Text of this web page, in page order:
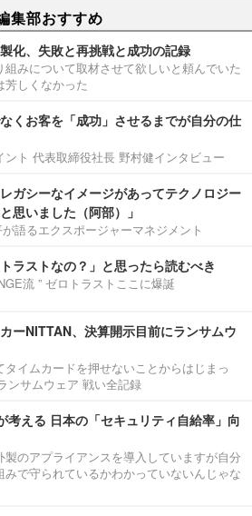
集部おすすめ
化、失敗と再挑戦と成功の記録
組みについて取材させて欲しいと頼んでいた
しくなかった
なくお客を「成功」させるまでが自分の仕
ント 代表取締役社長 野村健インタビュー
レガシーなイメージがあってテクノロジー
思いました（阿部）」
語るエクスポージャーマネジメント
ラストなの？」と思ったら読むべき
流 ” ゼロトラストここに爆誕
ーNITTAN、決算開示目前にランサムウ
タイムカードを押せないことからはじまっ
ンサムウェア 戦い全記録
考える 日本の「セキュリティ自給率」向
製のアプライアンスを導入していますが自分
みで守られているかわかっていないんじゃな